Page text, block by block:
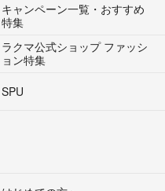
キャンペーン一覧・おすすめ
特集
ラクマ公式ショップ ファッシ
ョン特集
SPU